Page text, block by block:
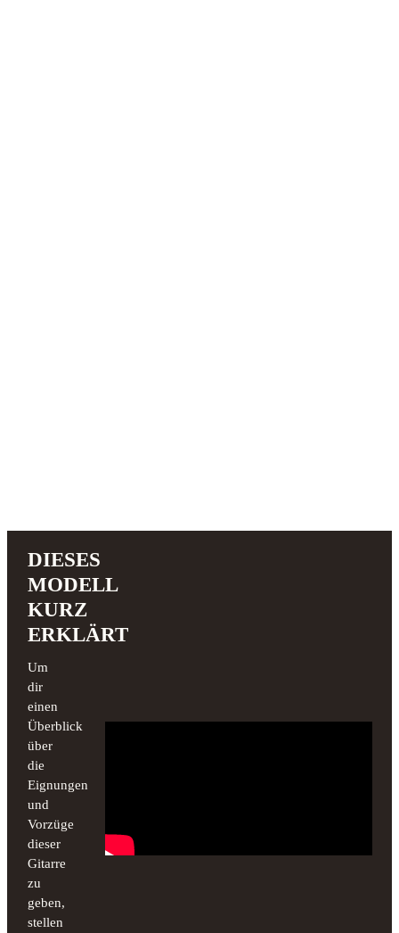
DIESES
MODELL
KURZ
ERKLÄRT
Um
dir
einen
Überblick
über
die
Eignungen
und
Vorzüge
dieser
Gitarre
zu
geben,
stellen